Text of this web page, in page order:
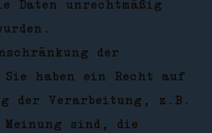
Daten unrechtmäßig
der
Sie haben ein Recht auf
der Verarbeitung, z.B.
Meinung sind, die